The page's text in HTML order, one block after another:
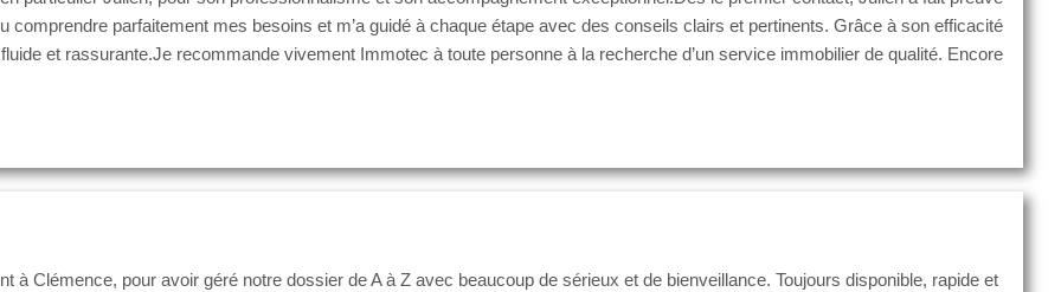
comprendre parfaitement mes besoins et m’a guidé à chaque étape avec des conseils clairs et pertinents. Grâce à son efficacité
et rassurante.Je recommande vivement Immotec à toute personne à la recherche d’un service immobilier de qualité. Encore
à Clémence, pour avoir géré notre dossier de A à Z avec beaucoup de sérieux et de bienveillance. Toujours disponible, rapide et